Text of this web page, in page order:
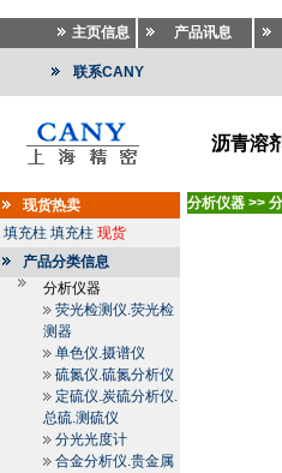
主页信息 产品讯息
联系CANY
沥青溶
现货热卖
填充柱 填充柱 现货
产品分类信息
分析仪器
荧光检测仪.荧光检
测器
单色仪.摄谱仪
硫氮仪.硫氮分析仪
定硫仪.炭硫分析仪.
总硫.测硫仪
分光光度计
合金分析仪.贵金属
分析仪器 >>